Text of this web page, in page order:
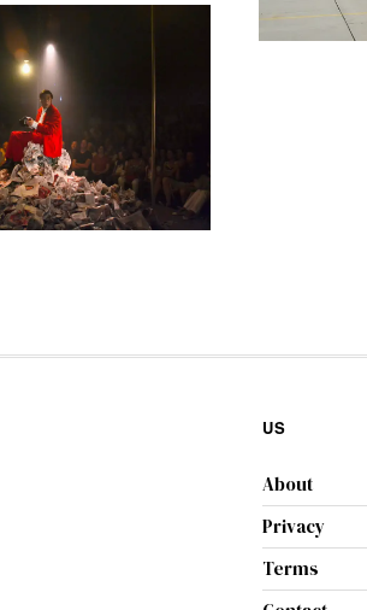
US
About
Privacy
Terms